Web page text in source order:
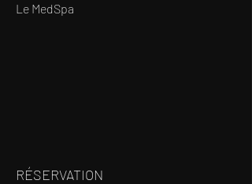
Le MedSpa
RÉSERVATION